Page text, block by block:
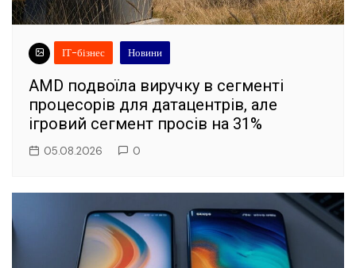
ІТ-бізнес Новини
AMD подвоїла виручку в сегменті
процесорів для датацентрів, але
ігровий сегмент просів на 31%
05.08.2026 0